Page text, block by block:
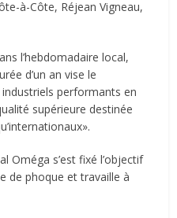
à-Côte, Réjean Vigneau,
l’hebdomadaire local,
d’un an vise le
performants en
supérieure destinée
Oméga s’est fixé l’objectif
de phoque et travaille à